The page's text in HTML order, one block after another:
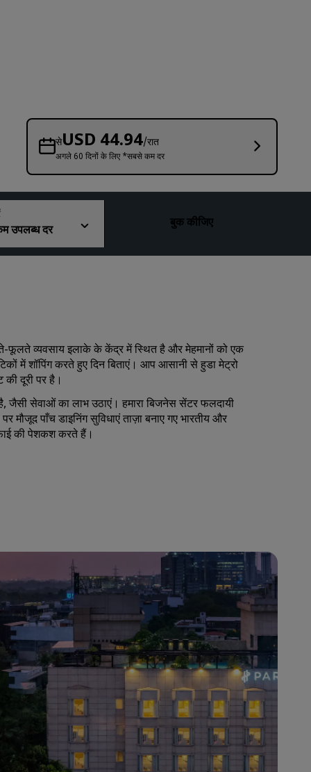
हमारा ब्लॉग देखें
Radisson Rewards
Radisson Rewards को जानें
पॉइंटों का उपयोग कैसे करें
पॉइंट कैसे पाएँ
सेUSD 44.94/रात
अगले 60 दिनों के लिए *सबसे कम दर
उपलब्ध दर
बुक कीजिए
व्यवसाय इलाके के केंद्र में स्थित है और मेहमानों को एक
में शॉपिंग करते हुए दिन बिताएं। आप आसानी से हुडा मेट्रो
दूरी पर है।
सेवाओं का लाभ उठाएं। हमारा बिजनेस सेंटर फलदायी
पाँच डाइनिंग सुविधाएं ताज़ा बनाए गए भारतीय और
की पेशकश करते हैं।